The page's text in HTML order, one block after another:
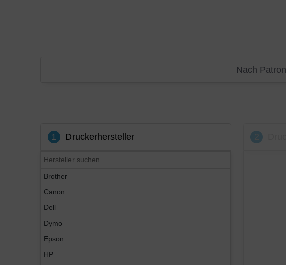
1 Druckerhersteller
Brother
Canon
Dell
Dymo
Epson
HP